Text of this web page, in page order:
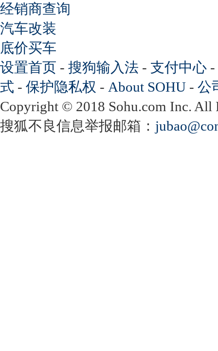
经销商查询
汽车改装
底价买车
设置首页 - 搜狗输入法 - 支付中心 -
式 - 保护隐私权 - About SOHU - 公
Copyright © 2018 Sohu.com Inc.
搜狐不良信息举报邮箱：